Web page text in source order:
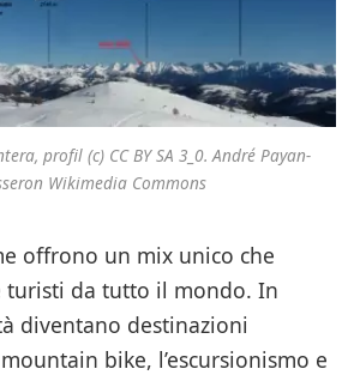
profil (c) CC BY SA 3_0. André Payan-
Wikimedia Commons
offrono un mix unico che
turisti da tutto il mondo. In
diventano destinazioni
bike, l’escursionismo e